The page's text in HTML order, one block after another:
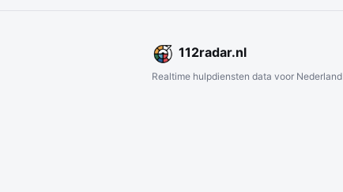
112radar.nl
Realtime hulpdiensten data voor Nederland